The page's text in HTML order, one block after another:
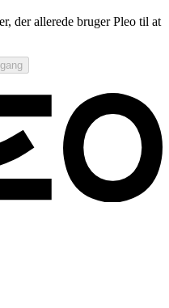
der allerede bruger Pleo til at